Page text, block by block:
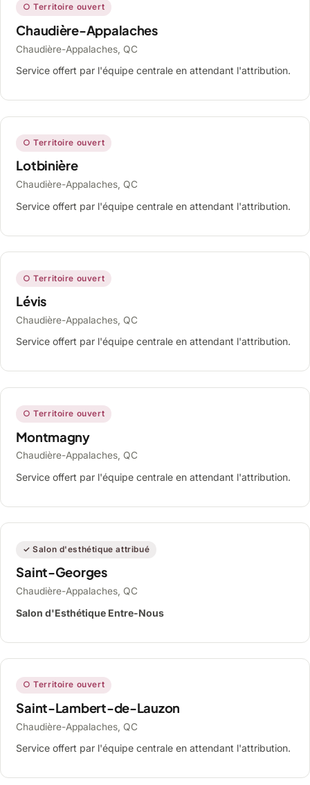
○ Territoire ouvert
Chaudière-Appalaches
Chaudière-Appalaches, QC
Service offert par l'équipe centrale en attendant l'attribution.
○ Territoire ouvert
Lotbinière
Chaudière-Appalaches, QC
Service offert par l'équipe centrale en attendant l'attribution.
○ Territoire ouvert
Lévis
Chaudière-Appalaches, QC
Service offert par l'équipe centrale en attendant l'attribution.
○ Territoire ouvert
Montmagny
Chaudière-Appalaches, QC
Service offert par l'équipe centrale en attendant l'attribution.
✓ Salon d'esthétique attribué
Saint-Georges
Chaudière-Appalaches, QC
Salon d'Esthétique Entre-Nous
○ Territoire ouvert
Saint-Lambert-de-Lauzon
Chaudière-Appalaches, QC
Service offert par l'équipe centrale en attendant l'attribution.